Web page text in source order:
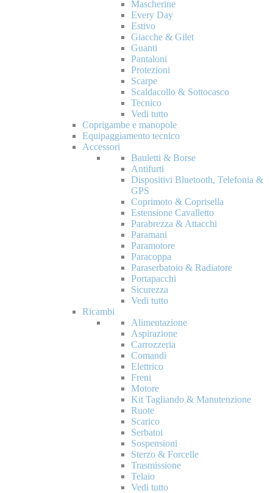
Mascherine
Every Day
Estivo
Giacche & Gilet
Guanti
Pantaloni
Protezioni
Scarpe
Scaldacollo & Sottocasco
Tecnico
Vedi tutto
Coprigambe e manopole
Equipaggiamento tecnico
Accessori
Bauletti & Borse
Antifurti
Dispositivi Bluetooth, Telefonia &
GPS
Coprimoto & Coprisella
Estensione Cavalletto
Parabrezza & Attacchi
Paramani
Paramotore
Paracoppa
Paraserbatoio & Radiatore
Portapacchi
Sicurezza
Vedi tutto
Ricambi
Alimentazione
Aspirazione
Carrozzeria
Comandi
Elettrico
Freni
Motore
Kit Tagliando & Manutenzione
Ruote
Scarico
Serbatoi
Sospensioni
Sterzo & Forcelle
Trasmissione
Telaio
Vedi tutto